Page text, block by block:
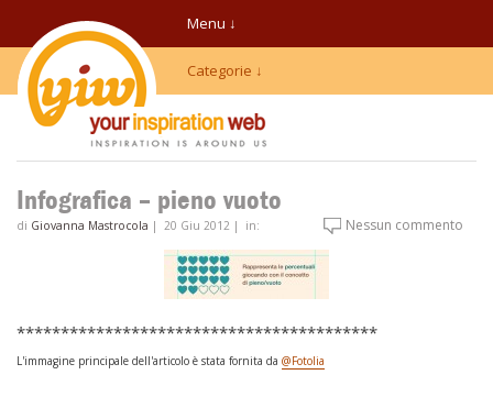
Menu ↓
Categorie ↓
Infografica – pieno vuoto
di Giovanna Mastrocola | 20 Giu 2012 | in: Nessun commento
*****************************************
L'immagine principale dell'articolo è stata fornita da @Fotolia